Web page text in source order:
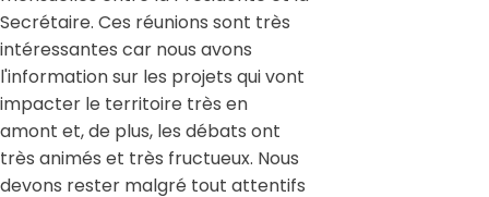
Secrétaire. Ces réunions sont très
intéressantes car nous avons
l'information sur les projets qui vont
impacter le territoire très en
amont et, de plus, les débats ont
très animés et très fructueux. Nous
devons rester malgré tout attentifs